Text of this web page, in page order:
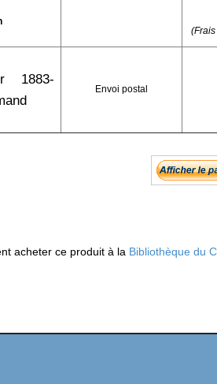
1883-
Envoi postal
acheter ce produit à la Bibliothèque du